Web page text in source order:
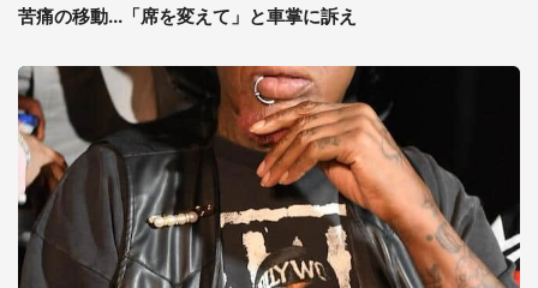
苦痛の移動...「席を変えて」と車掌に訴え